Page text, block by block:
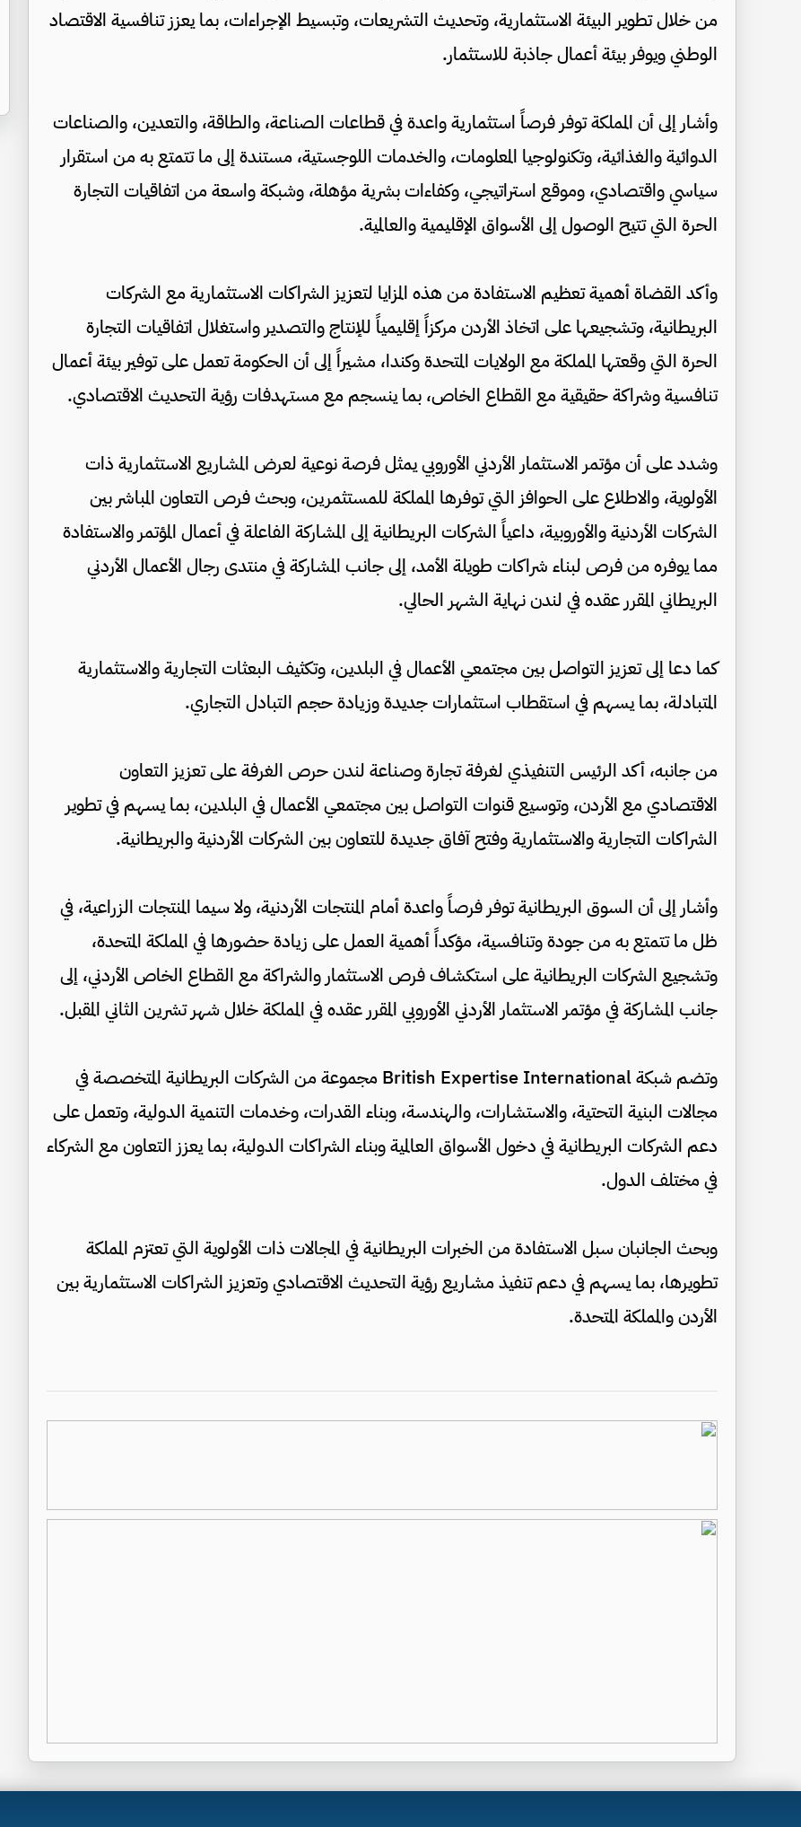
من خلال تطوير البيئة الاستثمارية، وتحديث التشريعات، وتبسيط الإجراءات، بما يعزز تنافسية الاقتصاد
الوطني ويوفر بيئة أعمال جاذبة للاستثمار.
وأشار إلى أن المملكة توفر فرصاً استثمارية واعدة في قطاعات الصناعة، والطاقة، والتعدين، والصناعات
الدوائية والغذائية، وتكنولوجيا المعلومات، والخدمات اللوجستية، مستندة إلى ما تتمتع به من استقرار
سياسي واقتصادي، وموقع استراتيجي، وكفاءات بشرية مؤهلة، وشبكة واسعة من اتفاقيات التجارة
الحرة التي تتيح الوصول إلى الأسواق الإقليمية والعالمية.
وأكد القضاة أهمية تعظيم الاستفادة من هذه المزايا لتعزيز الشراكات الاستثمارية مع الشركات
البريطانية، وتشجيعها على اتخاذ الأردن مركزاً إقليمياً للإنتاج والتصدير واستغلال اتفاقيات التجارة
الحرة التي وقعتها المملكة مع الولايات المتحدة وكندا، مشيراً إلى أن الحكومة تعمل على توفير بيئة أعمال
تنافسية وشراكة حقيقية مع القطاع الخاص، بما ينسجم مع مستهدفات رؤية التحديث الاقتصادي.
وشدد على أن مؤتمر الاستثمار الأردني الأوروبي يمثل فرصة نوعية لعرض المشاريع الاستثمارية ذات
الأولوية، والاطلاع على الحوافز التي توفرها المملكة للمستثمرين، وبحث فرص التعاون المباشر بين
الشركات الأردنية والأوروبية، داعياً الشركات البريطانية إلى المشاركة الفاعلة في أعمال المؤتمر والاستفادة
مما يوفره من فرص لبناء شراكات طويلة الأمد، إلى جانب المشاركة في منتدى رجال الأعمال الأردني
البريطاني المقرر عقده في لندن نهاية الشهر الحالي.
كما دعا إلى تعزيز التواصل بين مجتمعي الأعمال في البلدين، وتكثيف البعثات التجارية والاستثمارية
المتبادلة، بما يسهم في استقطاب استثمارات جديدة وزيادة حجم التبادل التجاري.
من جانبه، أكد الرئيس التنفيذي لغرفة تجارة وصناعة لندن حرص الغرفة على تعزيز التعاون
الاقتصادي مع الأردن، وتوسيع قنوات التواصل بين مجتمعي الأعمال في البلدين، بما يسهم في تطوير
الشراكات التجارية والاستثمارية وفتح آفاق جديدة للتعاون بين الشركات الأردنية والبريطانية.
وأشار إلى أن السوق البريطانية توفر فرصاً واعدة أمام المنتجات الأردنية، ولا سيما المنتجات الزراعية، في
ظل ما تتمتع به من جودة وتنافسية، مؤكداً أهمية العمل على زيادة حضورها في المملكة المتحدة،
وتشجيع الشركات البريطانية على استكشاف فرص الاستثمار والشراكة مع القطاع الخاص الأردني، إلى
جانب المشاركة في مؤتمر الاستثمار الأردني الأوروبي المقرر عقده في المملكة خلال شهر تشرين الثاني المقبل.
وتضم شبكة British Expertise International مجموعة من الشركات البريطانية المتخصصة في
مجالات البنية التحتية، والاستشارات، والهندسة، وبناء القدرات، وخدمات التنمية الدولية، وتعمل على
دعم الشركات البريطانية في دخول الأسواق العالمية وبناء الشراكات الدولية، بما يعزز التعاون مع الشركاء
في مختلف الدول.
وبحث الجانبان سبل الاستفادة من الخبرات البريطانية في المجالات ذات الأولوية التي تعتزم المملكة
تطويرها، بما يسهم في دعم تنفيذ مشاريع رؤية التحديث الاقتصادي وتعزيز الشراكات الاستثمارية بين
الأردن والمملكة المتحدة.